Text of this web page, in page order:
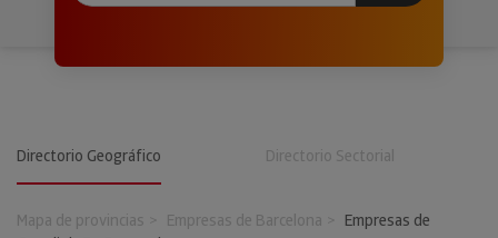
Directorio Geográfico Directorio Sectorial
Mapa de provincias Empresas de Barcelona
Empresas de